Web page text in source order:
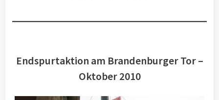
Endspurtaktion am Brandenburger Tor –
Oktober 2010